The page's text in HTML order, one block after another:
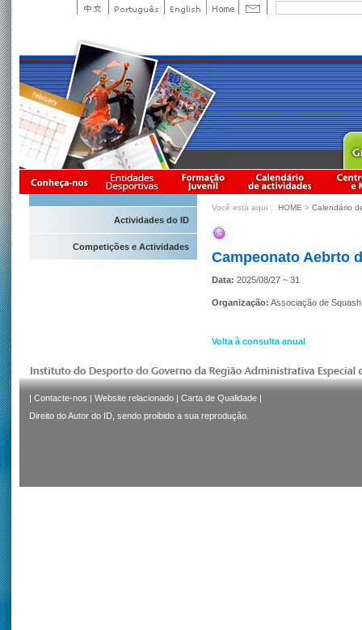
Actividades do ID
Competições e Actividades
Você está aqui： HOME > Calendário
Campeonato Aebrto
Data: 2025/08/27 ~ 31
Organização: Associação de
Volta à consulta anual
| Contacte-nos | Website relacionado | Carta de Qualidade |
Direito do Autor do ID, sendo proibido a sua reprodução.